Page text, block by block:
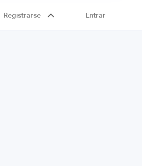
Registrarse Entrar